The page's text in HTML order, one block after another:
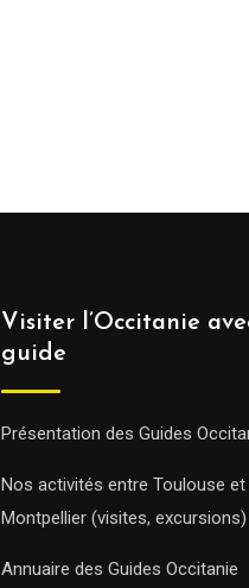
Visiter l’Occitanie
guide
Présentation des Guides
Nos activités entre Toulouse et
Montpellier (visites, excursions)
Annuaire des Guides Occitanie